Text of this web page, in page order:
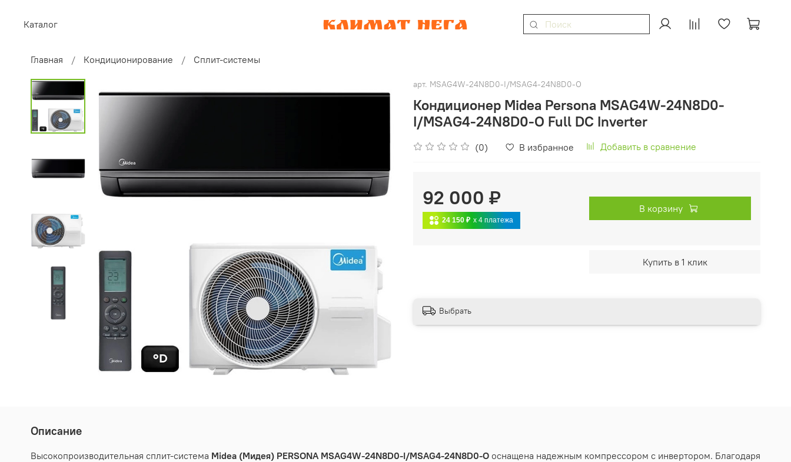
Каталог
Главная Кондиционирование Сплит-системы
арт. MSAG4W-24N8D0-I/MSAG4-24N8D0-O
Кондиционер Midea Persona MSAG4W-24N8D0-
I/MSAG4-24N8D0-O Full DC Inverter
(0) В избранное Добавить в сравнение
92 000 ₽
24 150 ₽ x 4 платежа
В корзину
Купить в 1 клик
Выбрать
Описание
Высокопроизводительная сплит-система Midea (Мидея) PERSONA MSAG4W-24N8D0-I/MSAG4-24N8D0-O оснащена надежным компрессором с инвертором. Благодаря